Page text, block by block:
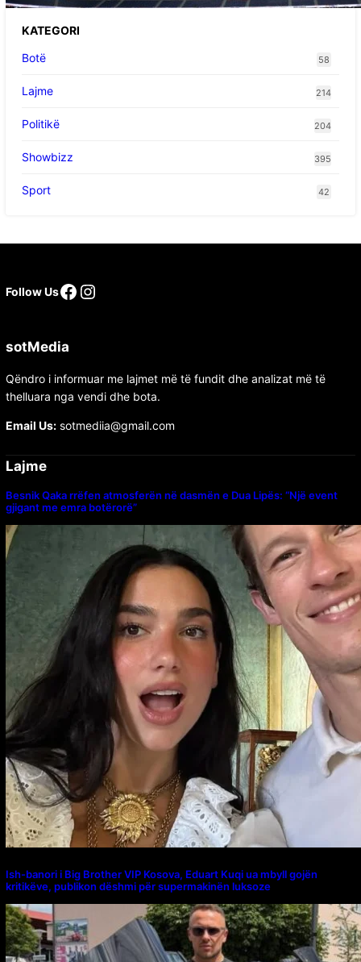
KATEGORI
Botë
58
Lajme 214
Politikë 204
Showbizz 395
Sport 42
Follow Us
sotMedia
Qëndro i informuar me lajmet më të fundit dhe analizat më të
thelluara nga vendi dhe bota.
Email Us:sotmediia@gmail.com
Lajme
Besnik Qaka rrëfen atmosferën në dasmën e Dua Lipës: “Një event
gjigant me emra botërorë”
Ish-banori i Big Brother VIP Kosova, Eduart Kuqi ua mbyll gojën
kritikëve, publikon dëshmi për supermakinën luksoze